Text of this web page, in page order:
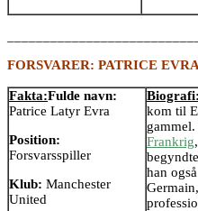
FORSVARER: PATRICE EVRA
Fakta:Fulde navn:
Patrice Latyr Evra
Position:
Forsvarsspiller
Klub: Manchester
United
Biografi:
kom til
Frankrig
han